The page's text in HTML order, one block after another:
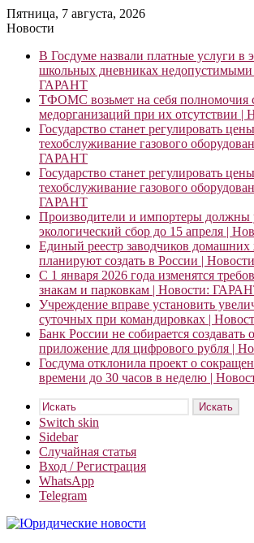
Пятница, 7 августа, 2026
Новости
В Госдуме назвали платные услуги в
школьных дневниках недопустимыми
ГАРАНТ
ТФОМС возьмет на себя полномочия
медорганизаций при их отсутствии
Государство станет регулировать
техобслуживание газового
ГАРАНТ
Государство станет регулировать
техобслуживание газового
ГАРАНТ
Производители и импортеры должны
экологический сбор до 15 апреля |
Единый реестр заводчиков
планируют создать в России |
С 1 января 2026 года изменятся
знакам и парковкам | Новости:
Учреждение вправе установить
суточных при командировках |
Банк России не собирается создавать
приложение для цифрового рубля |
Госдума отклонила проект о
времени до 30 часов в неделю |
Искать
Switch skin
Sidebar
Случайная статья
Вход / Регистрация
WhatsApp
Telegram